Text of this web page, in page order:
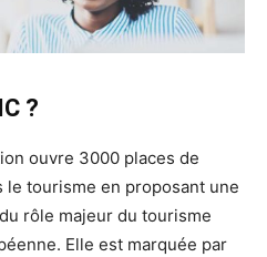
?
ouvre 3000 places de
le tourisme en proposant une
rôle majeur du tourisme
Elle est marquée par